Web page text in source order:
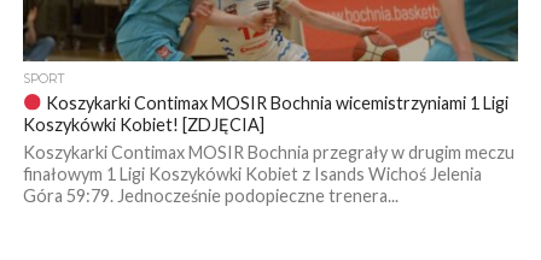
SPORT
Koszykarki Contimax MOSIR Bochnia wicemistrzyniami 1 Ligi
Koszykówki Kobiet! [ZDJĘCIA]
Koszykarki Contimax MOSIR Bochnia przegrały w drugim meczu
finałowym 1 Ligi Koszykówki Kobiet z Isands Wichoś Jelenia
Góra 59:79. Jednocześnie podopieczne trenera...